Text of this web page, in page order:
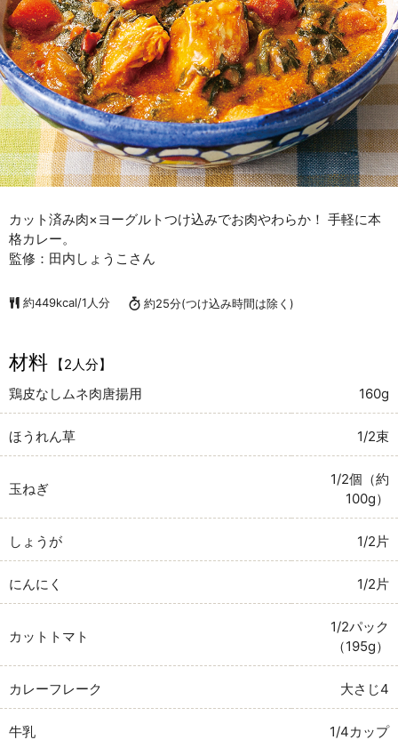
カット済み肉×ヨーグルトつけ込みでお肉やわらか！ 手軽に本
格カレー。
監修：田内しょうこさん
約449kcal/1人分 約25分(つけ込み時間は除く)
材料
【2人分】
鶏皮なしムネ肉唐揚用
160g
ほうれん草 1/2束
玉ねぎ
1/2個（約
100g）
しょうが 1/2片
にんにく 1/2片
カットトマト
1/2パック
（195g）
カレーフレーク 大さじ4
牛乳 1/4カップ